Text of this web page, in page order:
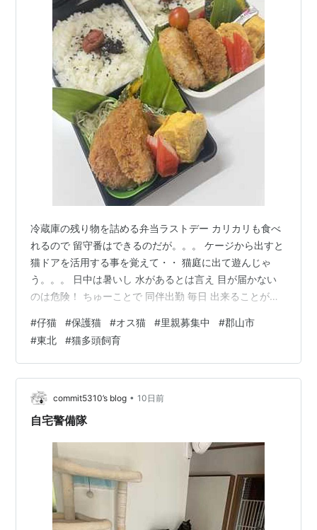
冷蔵庫の残り物を詰める弁当ラストデー カリカリも食べ
れるので 留守番はできるのだが。。。 ケージから出すと
猫ドアを活用する事を覚えて・・ 猫庭に出て遊んじゃ
う。。。 日中は暑いし 水があるとは言え 目が届かない
のは危険！ ちゅーことで 同伴出勤 毎日 出来ることが増
たい www.kaiseizan.jp 日曜日は！！！「チャイちゃん」
のお泊りお預かり！！ ↓ チャイさんの寝顔（爆笑 どんな
風に成長してるかなぁ～～～ 楽しみ♪ フッ 猫１３頭
ね。。
#仔猫 #保護猫 #オス猫 #里親募集中 #郡山市
#東北 #猫多頭飼育
commit5310’s blog • 10日前
自宅警備隊